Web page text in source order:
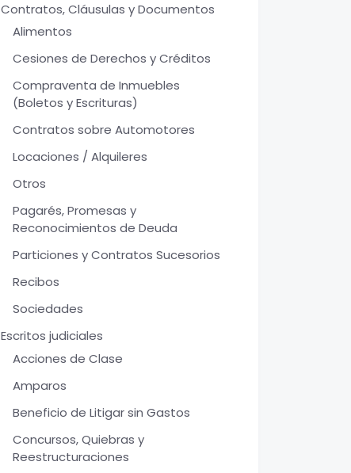
Contratos, Cláusulas y Documentos
Alimentos
Cesiones de Derechos y Créditos
Compraventa de Inmuebles
(Boletos y Escrituras)
Contratos sobre Automotores
Locaciones / Alquileres
Otros
Pagarés, Promesas y
Reconocimientos de Deuda
Particiones y Contratos Sucesorios
Recibos
Sociedades
Escritos judiciales
Acciones de Clase
Amparos
Beneficio de Litigar sin Gastos
Concursos, Quiebras y
Reestructuraciones